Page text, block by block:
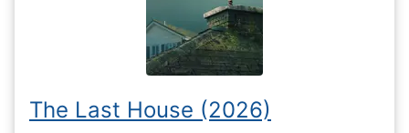
The Last House (2026)